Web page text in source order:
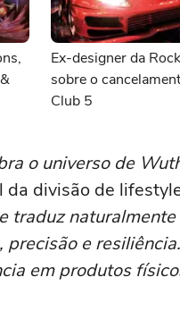
Ex-designer da
sobre o
Club 5
o universo de
divisão de
traduz
e
em produtos